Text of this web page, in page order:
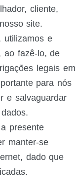
cliente,
site.
utilizamos e
ao fazê-lo, de
legais em
para nós
e salvaguardar
presente
manter-se
dado que